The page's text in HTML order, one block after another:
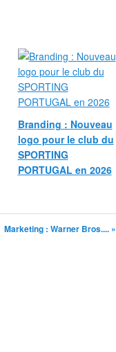
Branding : Nouveau
logo pour le club du
SPORTING
PORTUGAL en 2026
Marketing : Warner Bros.... »